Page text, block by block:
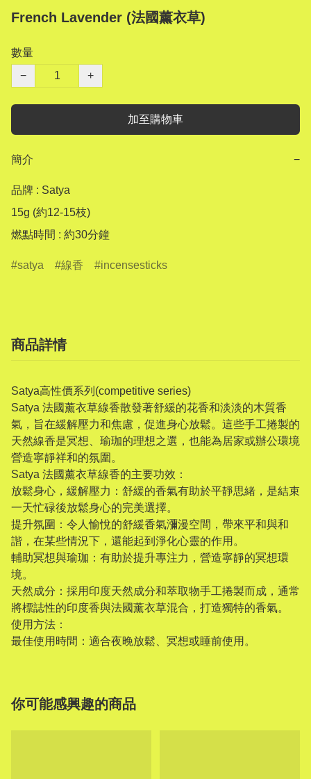
French Lavender (法國薰衣草)
數量
−
+
加至購物車
簡介 −
品牌 : Satya
15g (約12-15枝)
燃點時間 : 約30分鐘
satya 線香 incensesticks
商品詳情
Satya高性價系列(competitive series)
Satya 法國薰衣草線香散發著舒緩的花香和淡淡的木質香
氣，旨在緩解壓力和焦慮，促進身心放鬆。這些手工捲製的
天然線香是冥想、瑜珈的理想之選，也能為居家或辦公環境
營造寧靜祥和的氛圍。
Satya 法國薰衣草線香的主要功效：
放鬆身心，緩解壓力：舒緩的香氣有助於平靜思緒，是結束
一天忙碌後放鬆身心的完美選擇。
提升氛圍：令人愉悅的舒緩香氣瀰漫空間，帶來平和與和
諧，在某些情況下，還能起到淨化心靈的作用。
輔助冥想與瑜珈：有助於提升專注力，營造寧靜的冥想環
境。
天然成分：採用印度天然成分和萃取物手工捲製而成，通常
將標誌性的印度香與法國薰衣草混合，打造獨特的香氣。
使用方法：
最佳使用時間：適合夜晚放鬆、冥想或睡前使用。
你可能感興趣的商品